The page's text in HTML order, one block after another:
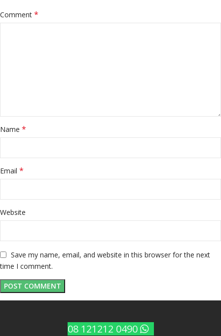
Comment *
Name *
Email *
Website
Save my name, email, and website in this browser for the next
time I comment.
08 121212 0490